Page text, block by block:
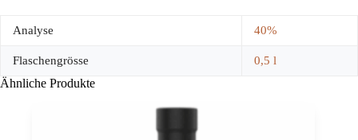
Analyse 40%
Flaschengrösse 0,5 l
Ähnliche Produkte